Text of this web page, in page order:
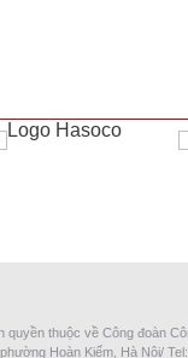
quyền thuộc về Công đoàn
Hoàn Kiếm, Hà Nội/